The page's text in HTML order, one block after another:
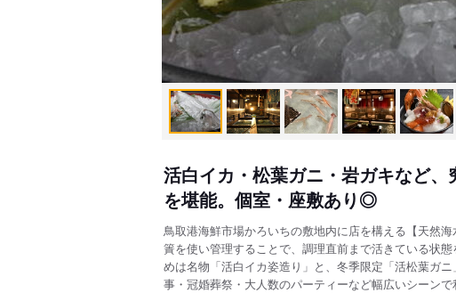
活白イカ・松葉ガニ・岩ガキなど
を堪能。個室・座敷あり◎
鳥取港海鮮市場かろいちの敷地内に店を構える【天然
簀を使い管理することで、調理直前まで活きている状
めは名物「活白イカ姿造り」と、冬季限定「活松葉ガ
事・冠婚葬祭・大人数のパーティーなど幅広いシーンで